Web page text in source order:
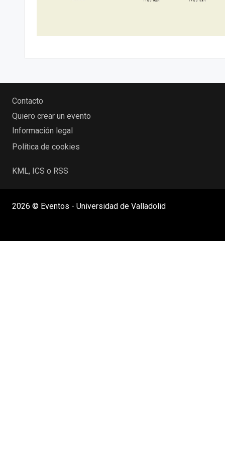
Contacto
Quiero crear un evento
Información legal
Política de cookies
KML, ICS o RSS
2026 © Eventos - Universidad de Valladolid